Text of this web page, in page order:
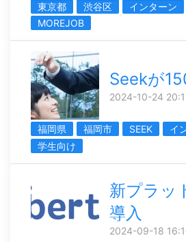
東京都 渋谷区 インターン
MOREJOB
Seekが
2024-10-24
福岡県 福岡市 SEEK
イ
学生向け
新プラッ
導入
2024-09-18